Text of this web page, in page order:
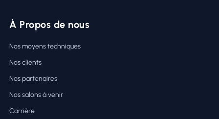
À Propos de nous
Nos moyens techniques
Nos clients
Nos partenaires
Nos salons à venir
Carrière